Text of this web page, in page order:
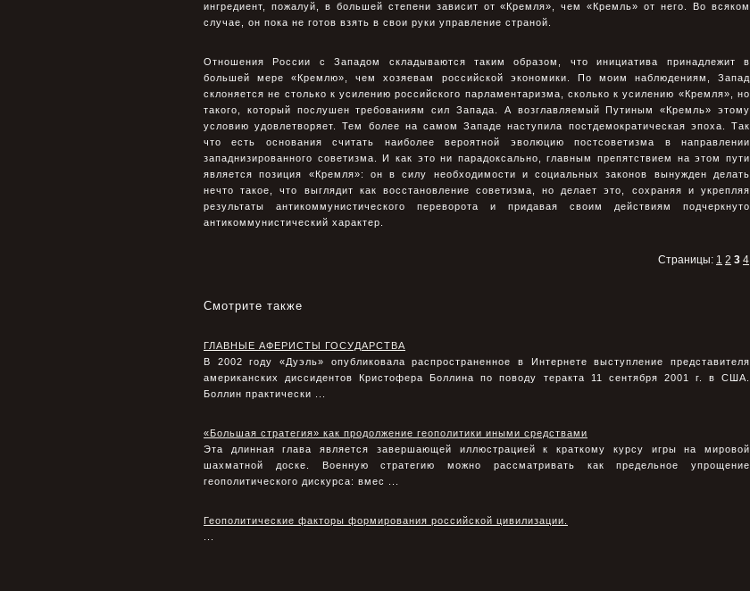
ингредиент, пожалуй, в большей степени зависит от «Кремля», чем «Кремль» от него. Во всяком
случае, он пока не готов взять в свои руки управление страной.
Отношения России с Западом складываются таким образом, что инициатива принадлежит в
большей мере «Кремлю», чем хозяевам российской экономики. По моим наблюдениям, Запад
склоняется не столько к усилению российского парламентаризма, сколько к усилению «Кремля», но
такого, который послушен требованиям сил Запада. А возглавляемый Путиным «Кремль» этому
условию удовлетворяет. Тем более на самом Западе наступила постдемократическая эпоха. Так
что есть основания считать наиболее вероятной эволюцию постсоветизма в направлении
западнизированного советизма. И как это ни парадоксально, главным препятствием на этом пути
является позиция «Кремля»: он в силу необходимости и социальных законов вынужден делать
нечто такое, что выглядит как восстановление советизма, но делает это, сохраняя и укрепляя
результаты антикоммунистического переворота и придавая своим действиям подчеркнуто
антикоммунистический характер.
Страницы: 1 2 3 4
Смотрите также
ГЛАВНЫЕ АФЕРИСТЫ ГОСУДАРСТВА
В 2002 году «Дуэль» опубликовала распространенное в Интернете выступление представителя
американских диссидентов Кристофера Боллина по поводу теракта 11 сентября 2001 г. в США.
Боллин практически ...
«Большая стратегия» как продолжение геополитики иными средствами
Эта длинная глава является завершающей иллюстрацией к краткому курсу игры на мировой
шахматной доске. Военную стратегию можно рассматривать как предельное упрощение
геополитического дискурса: вмес ...
Геополитические факторы формирования российской цивилизации.